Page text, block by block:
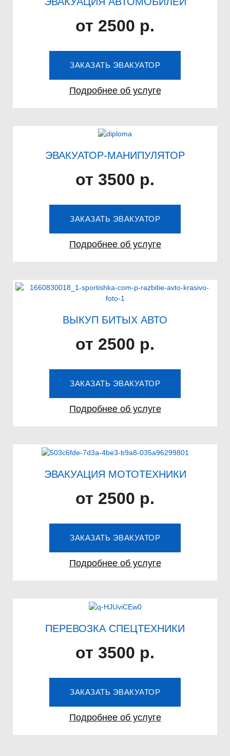
от 2500 р.
ЗАКАЗАТЬ ЭВАКУАТОР
Подробнее об услуге
ЭВАКУАТОР-МАНИПУЛЯТОР
от 3500 р.
ЗАКАЗАТЬ ЭВАКУАТОР
Подробнее об услуге
ВЫКУП БИТЫХ АВТО
от 2500 р.
ЗАКАЗАТЬ ЭВАКУАТОР
Подробнее об услуге
ЭВАКУАЦИЯ МОТОТЕХНИКИ
от 2500 р.
ЗАКАЗАТЬ ЭВАКУАТОР
Подробнее об услуге
ПЕРЕВОЗКА СПЕЦТЕХНИКИ
от 3500 р.
ЗАКАЗАТЬ ЭВАКУАТОР
Подробнее об услуге